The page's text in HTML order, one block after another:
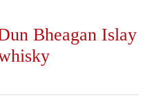
Bheagan Islay